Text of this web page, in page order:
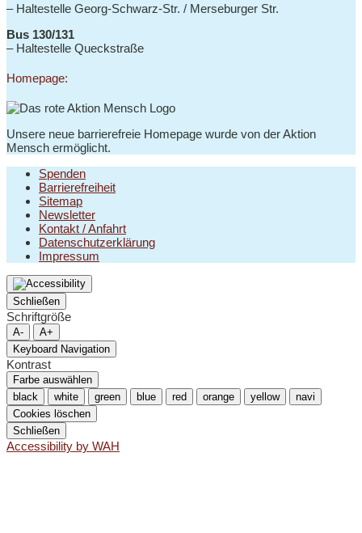
– Haltestelle Georg-Schwarz-Str. / Merseburger Str.
Bus 130/131
– Haltestelle Queckstraße
Homepage:
Unsere neue barrierefreie Homepage wurde von der Aktion
Mensch ermöglicht.
Spenden
Barrierefreiheit
Sitemap
Newsletter
Kontakt / Anfahrt
Datenschutzerklärung
Impressum
Schließen
Schriftgröße
A-
A+
Keyboard Navigation
Kontrast
Farbe auswählen
black
white green blue red orange yellow
navi
Cookies löschen
Schließen
Accessibility by WAH